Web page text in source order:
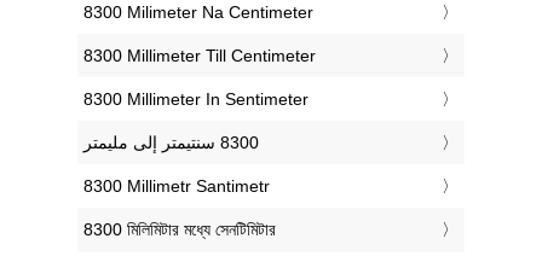
‎8300 Milimeter Na Centimeter
‎8300 Millimeter Till Centimeter
‎8300 Millimeter In Sentimeter
‎8300 Millimetr Santimetr
‎8300 মিলিমিটার মধ্যে সেনটিমিটার